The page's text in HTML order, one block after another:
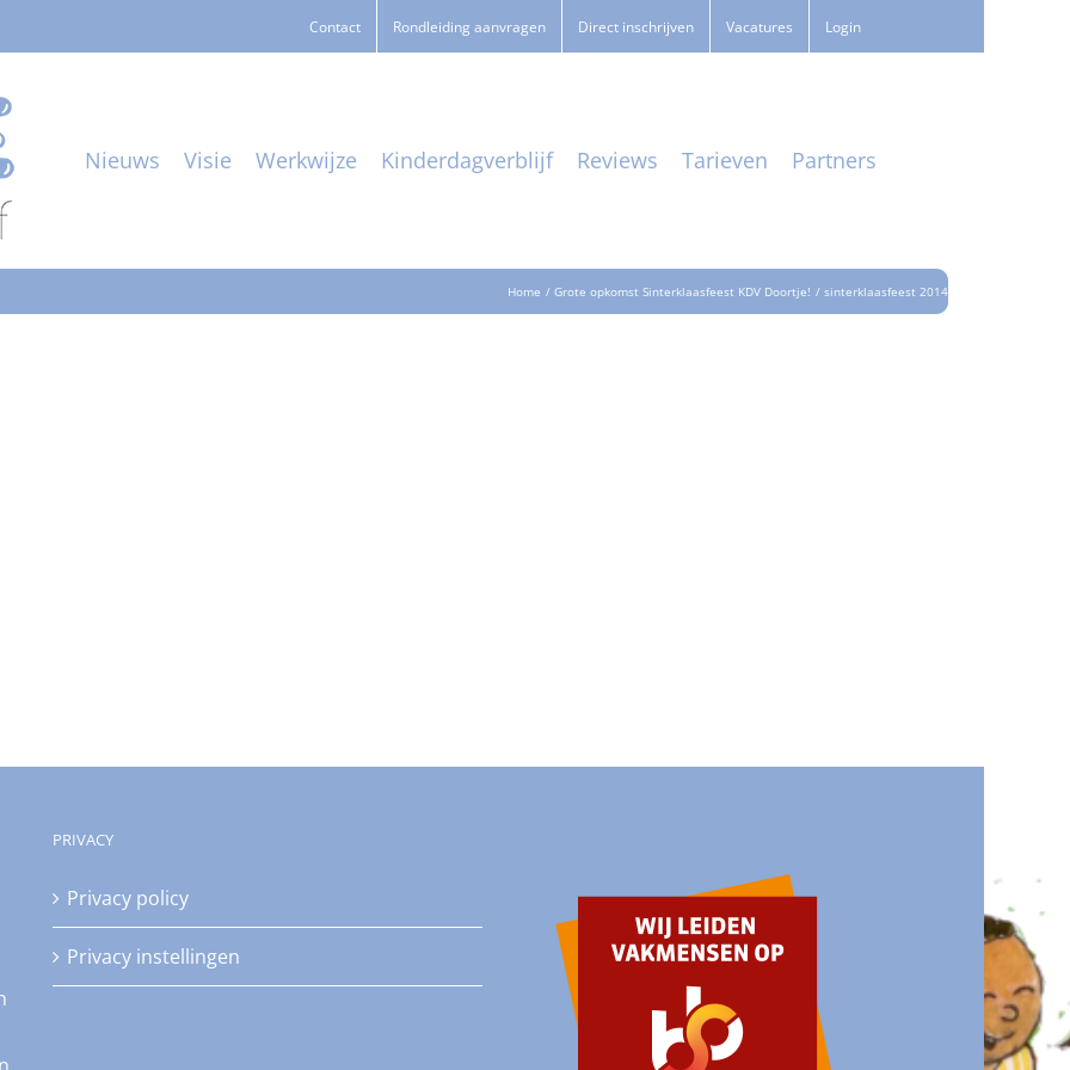
Contact Rondleiding aanvragen Direct inschrijven Vacatures Login
Nieuws Visie Werkwijze Kinderdagverblijf Reviews Tarieven Partners
Home Grote opkomst Sinterklaasfeest KDV Doortje! sinterklaasfeest 2014
PRIVACY
Privacy policy
Privacy instellingen